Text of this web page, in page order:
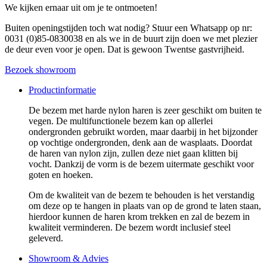
We kijken ernaar uit om je te ontmoeten!
Buiten openingstijden toch wat nodig? Stuur een Whatsapp op nr:
0031 (0)85-0830038 en als we in de buurt zijn doen we met plezier
de deur even voor je open. Dat is gewoon Twentse gastvrijheid.
Bezoek showroom
Productinformatie
De bezem met harde nylon haren is zeer geschikt om buiten te
vegen. De multifunctionele bezem kan op allerlei
ondergronden gebruikt worden, maar daarbij in het bijzonder
op vochtige ondergronden, denk aan de wasplaats. Doordat
de haren van nylon zijn, zullen deze niet gaan klitten bij
vocht. Dankzij de vorm is de bezem uitermate geschikt voor
goten en hoeken.
Om de kwaliteit van de bezem te behouden is het verstandig
om deze op te hangen in plaats van op de grond te laten staan,
hierdoor kunnen de haren krom trekken en zal de bezem in
kwaliteit verminderen. De bezem wordt inclusief steel
geleverd.
Showroom & Advies